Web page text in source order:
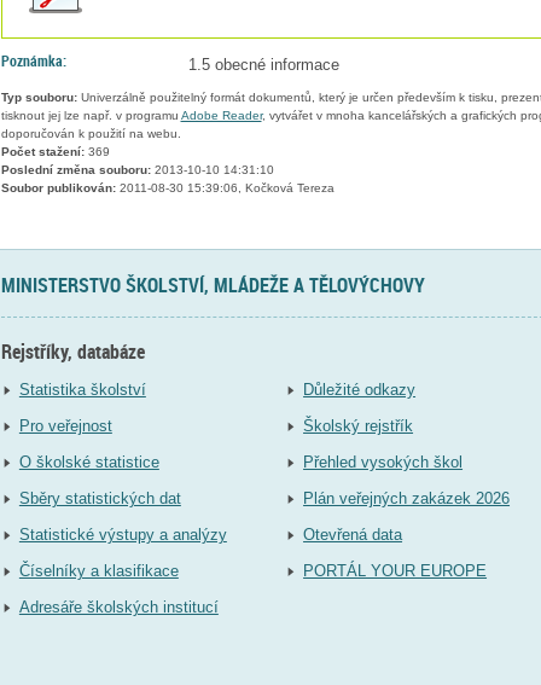
Poznámka: 1.5 obecné informace
Typ souboru:Univerzálně použitelný formát dokumentů, který je určen především k tisku,
tisknout jej lze např. v programu Adobe Reader, vytvářet v mnoha kancelářských a grafických
doporučován k použití na webu.
Počet stažení:369
Poslední změna souboru:2013-10-10 14:31:10
Soubor publikován:2011-08-30 15:39:06, Kočková Tereza
MINISTERSTVO ŠKOLSTVÍ, MLÁDEŽE A TĚLOVÝCHOVY
Rejstříky, databáze
Statistika školství
Pro veřejnost
O školské statistice
Sběry statistických dat
Statistické výstupy a analýzy
Číselníky a klasifikace
Adresáře školských institucí
Důležité odkazy
Školský rejstřík
Přehled vysokých škol
Plán veřejných zakázek 2026
Otevřená data
PORTÁL YOUR EUROPE